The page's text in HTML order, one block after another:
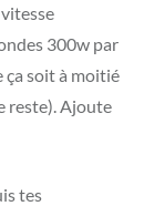
300w par
ça soit à moitié
reste). Ajoute
tes